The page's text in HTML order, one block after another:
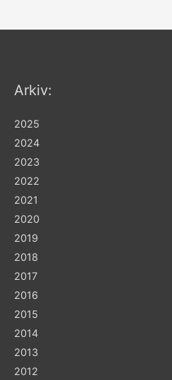
Arkiv:
2025
2024
2023
2022
2021
2020
2019
2018
2017
2016
2015
2014
2013
2012